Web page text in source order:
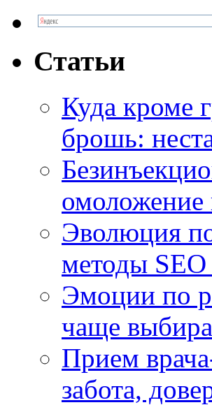
Статьи
Куда кроме
брошь:
омоложение
Эволюция
методы
Эмоции по
чаще
Прием
забота,